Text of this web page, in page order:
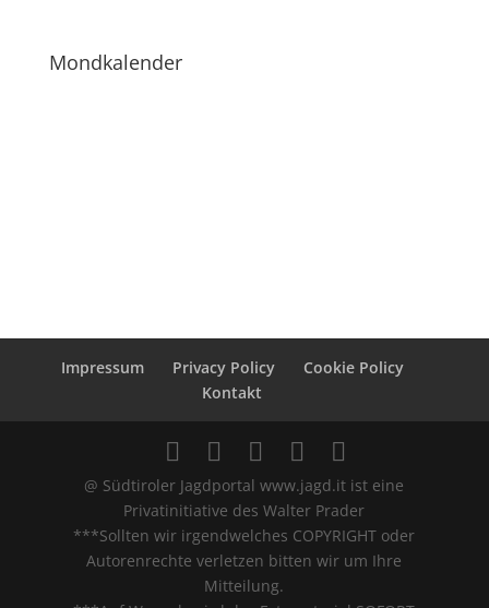
Mondkalender
Impressum Privacy Policy
Cookie Policy
Kontakt
@ Südtiroler Jagdportal www.jagd.it ist eine
Privatinitiative des Walter Prader
***Sollten wir irgendwelches COPYRIGHT oder
Autorenrechte verletzen bitten wir um Ihre
Mitteilung.